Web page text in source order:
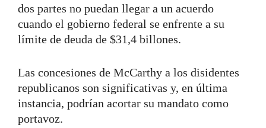
dos partes no puedan llegar a un acuerdo
cuando el gobierno federal se enfrente a su
límite de deuda de $31,4 billones.
Las concesiones de McCarthy a los disidentes
republicanos son significativas y, en última
instancia, podrían acortar su mandato como
portavoz.